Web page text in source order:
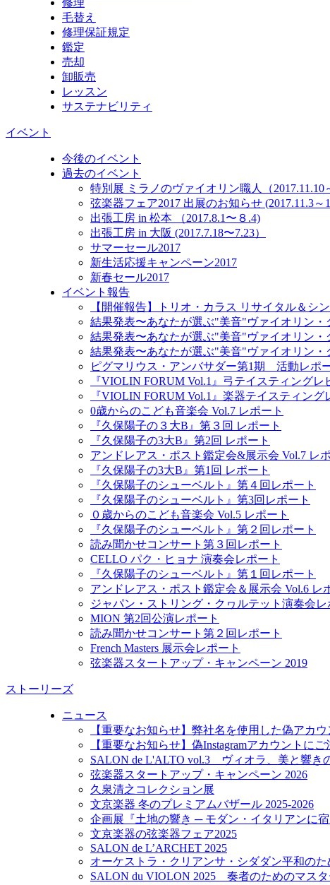
修理
毛替え
修理保証規定
鑑定
売却
卸販売
レッスン
サステナビリティ
イベント
今後のイベント
過去のイベント
特別展 ミラノのヴァイオリン職人（2017.11.10
弦楽器フェア2017 出展のお知らせ (2017.11.3～
出張工房 in 松本 （2017.8.1〜８.4)
出張工房 in 大阪 (2017.7.18〜7.23）
サマーセール2017
新生活応援キャンペーン2017
新春セール2017
イベント報告
【開催報告】トリオ・カラス リサイタル＆シ
結果発表〜あなたが選ぶ"美音"ヴァイオリン・
結果発表〜あなたが選ぶ"美音"ヴァイオリン・
結果発表〜あなたが選ぶ"美音"ヴァイオリン・
ピグマリウス・アンバサダー第1期 活動レポ
『VIOLIN FORUM Vol.1』弓テイスティングレ
『VIOLIN FORUM Vol.1』楽器テイスティング
0歳からのこども音楽会 Vol.7 レポート
『久保陽子の３大B』第３回 レポート
『久保陽子の3大B』第2回 レポート
アンドレアス・ポスト鑑定会&展示会 Vol.7 レ
『久保陽子の3大B』第1回 レポート
『久保陽子のシューベルト』第４回レポート
『久保陽子のシューベルト』第3回レポート
０歳からのこども音楽会 Vol.5 レポート
『久保陽子のシューベルト』第２回レポート
読み聞かせコンサート第３回レポート
CELLO パク・ヒョナ 演奏会レポート
『久保陽子のシューベルト』第１回レポート
アンドレアス・ポスト鑑定会＆展示会 Vol.6 レ
ジャパン・ストリング・クヮルテット演奏会レ
MION 第2回公演レポート
読み聞かせコンサート第２回レポート
French Masters 展示会レポート
弦楽器スタートアップ・キャンペーン 2019
ストーリーズ
ニュース
【重要なお知らせ】弊社名を使用した偽アカ
【重要なお知らせ】偽Instagramアカウントに
SALON de L'ALTO vol.3 ヴィオラ、美と響き
弦楽器スタートアップ・キャンペーン 2026
久泉清之コレクション展
文京楽器 冬のプレミアムバザール 2025-2026
企画展『土地の響き ─ モダン・イタリアンに宿
文京楽器の弦楽器フェア2025
SALON de L’ARCHET 2025
オーケストラ・クリアンサ・シダダン平和のた
SALON du VIOLON 2025 奏者のためのマス